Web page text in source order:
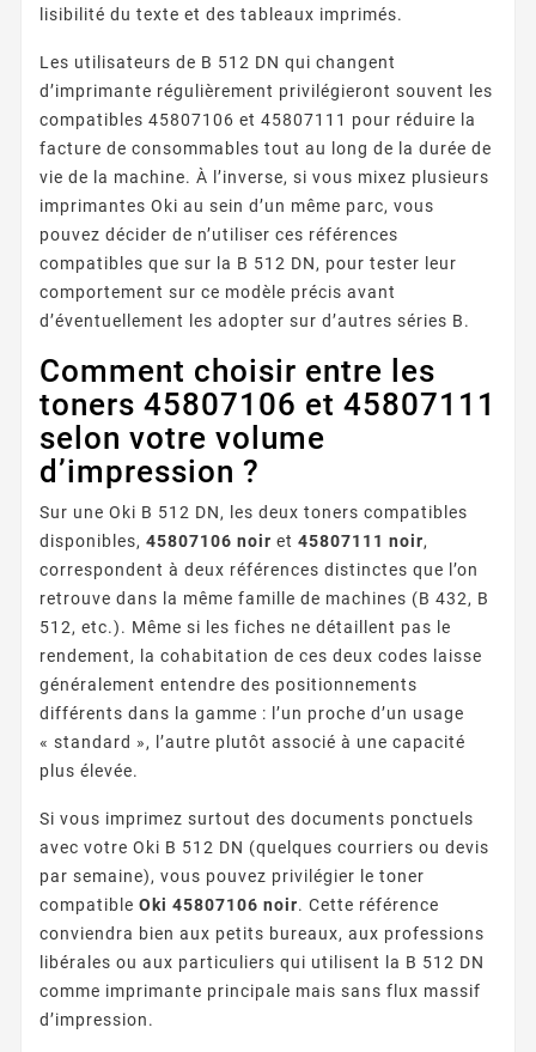
lisibilité du texte et des tableaux imprimés.
Les utilisateurs de B 512 DN qui changent
d’imprimante régulièrement privilégieront souvent les
compatibles 45807106 et 45807111 pour réduire la
facture de consommables tout au long de la durée de
vie de la machine. À l’inverse, si vous mixez plusieurs
imprimantes Oki au sein d’un même parc, vous
pouvez décider de n’utiliser ces références
compatibles que sur la B 512 DN, pour tester leur
comportement sur ce modèle précis avant
d’éventuellement les adopter sur d’autres séries B.
Comment choisir entre les
toners 45807106 et 45807111
selon votre volume
d’impression ?
Sur une Oki B 512 DN, les deux toners compatibles
disponibles, 45807106 noir et 45807111 noir,
correspondent à deux références distinctes que l’on
retrouve dans la même famille de machines (B 432, B
512, etc.). Même si les fiches ne détaillent pas le
rendement, la cohabitation de ces deux codes laisse
généralement entendre des positionnements
différents dans la gamme : l’un proche d’un usage
« standard », l’autre plutôt associé à une capacité
plus élevée.
Si vous imprimez surtout des documents ponctuels
avec votre Oki B 512 DN (quelques courriers ou devis
par semaine), vous pouvez privilégier le toner
compatible Oki 45807106 noir. Cette référence
conviendra bien aux petits bureaux, aux professions
libérales ou aux particuliers qui utilisent la B 512 DN
comme imprimante principale mais sans flux massif
d’impression.